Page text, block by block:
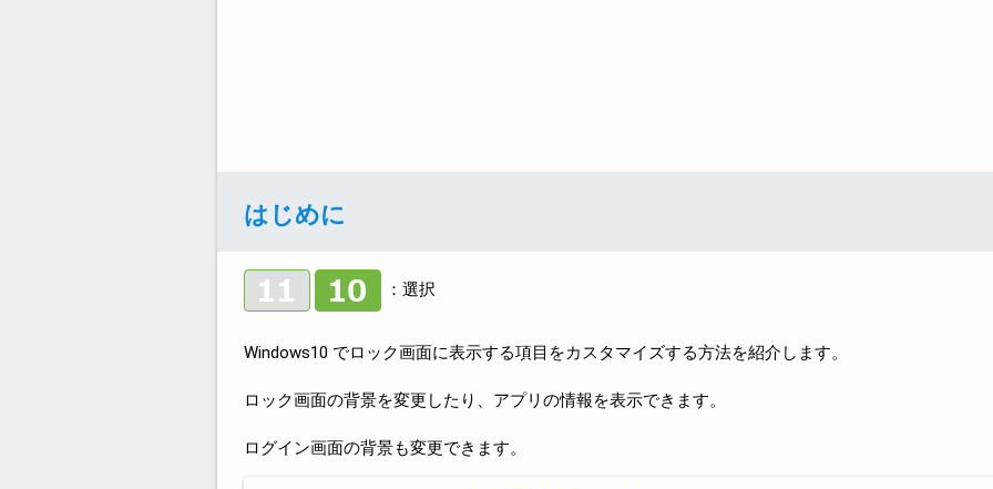
はじめに
：選択
Windows10 でロック画面に表示する項目をカスタマイズする方法を紹介します。
ロック画面の背景を変更したり、アプリの情報を表示できます。
ログイン画面の背景も変更できます。